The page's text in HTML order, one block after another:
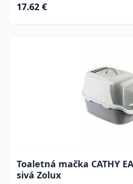
17.62 €
Toaletná mačka CATHY
sivá Zolux